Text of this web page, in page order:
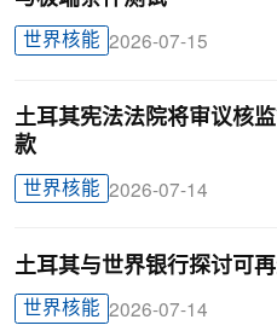
世界核能 2026-07-15
土耳其宪法法院将审议核
款
世界核能 2026-07-14
土耳其与世界银行探讨可
世界核能 2026-07-14